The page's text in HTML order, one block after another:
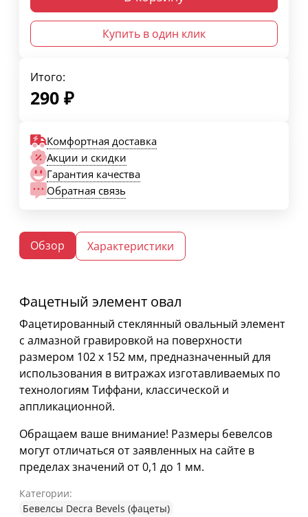
Купить в один клик
Итого:
290 ₽
Комфортная доставка
Акции и скидки
Гарантия качества
Обратная связь
Обзор Характеристики
Фацетный элемент овал
Фацетированный стеклянный овальный элемент
с алмазной гравировкой на поверхности
размером 102 х 152 мм, предназначенный для
использования в витражах изготавливаемых по
технологиям Тиффани, классической и
аппликационной.
Обращаем ваше внимание! Размеры бевелсов
могут отличаться от заявленных на сайте в
пределах значений от 0,1 до 1 мм.
Категории:
Бевелсы Decra Bevels (фацеты)